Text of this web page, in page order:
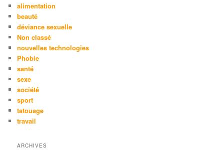
alimentation
beauté
déviance sexuelle
Non classé
nouvelles technologies
Phobie
santé
sexe
société
sport
tatouage
travail
ARCHIVES